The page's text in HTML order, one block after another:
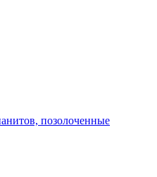
позолоченные